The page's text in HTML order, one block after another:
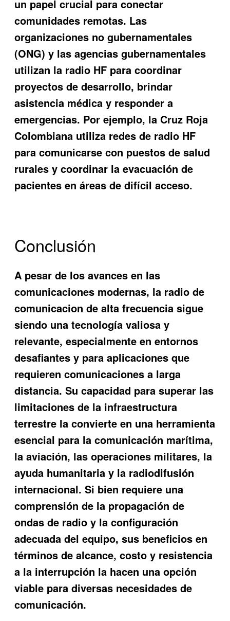
un papel crucial para conectar
comunidades remotas. Las
organizaciones no gubernamentales
(ONG) y las agencias gubernamentales
utilizan la radio HF para coordinar
proyectos de desarrollo, brindar
asistencia médica y responder a
emergencias. Por ejemplo, la Cruz Roja
Colombiana utiliza redes de radio HF
para comunicarse con puestos de salud
rurales y coordinar la evacuación de
pacientes en áreas de difícil acceso.
Conclusión
A pesar de los avances en las
comunicaciones modernas, la radio de
comunicacion de alta frecuencia sigue
siendo una tecnología valiosa y
relevante, especialmente en entornos
desafiantes y para aplicaciones que
requieren comunicaciones a larga
distancia. Su capacidad para superar las
limitaciones de la infraestructura
terrestre la convierte en una herramienta
esencial para la comunicación marítima,
la aviación, las operaciones militares, la
ayuda humanitaria y la radiodifusión
internacional. Si bien requiere una
comprensión de la propagación de
ondas de radio y la configuración
adecuada del equipo, sus beneficios en
términos de alcance, costo y resistencia
a la interrupción la hacen una opción
viable para diversas necesidades de
comunicación.